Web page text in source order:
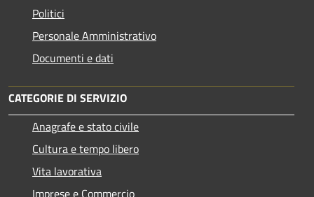
Politici
Personale Amministrativo
Documenti e dati
CATEGORIE DI SERVIZIO
Anagrafe e stato civile
Cultura e tempo libero
Vita lavorativa
Imprese e Commercio